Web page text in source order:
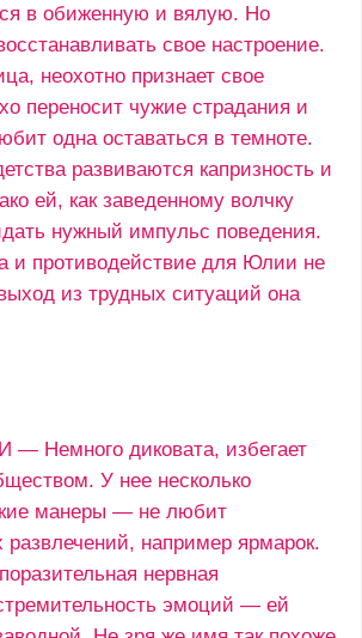
в обиженную и вялую. Но
свое настроение.
неохотно признает свое
переносит чужие страдания и
одна оставаться в темноте.
развиваются капризность и
ей, как заведенному волчку
нужный импульс поведения.
и противодействие для Юлии не
из трудных ситуаций она
Немного диковата, избегает
У нее несколько
манеры — не любит
развлечений, например ярмарок.
нервная
эмоций — ей